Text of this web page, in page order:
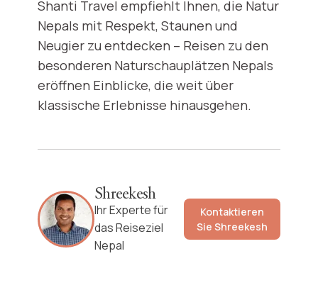
Shanti Travel empfiehlt Ihnen, die Natur
Nepals mit Respekt, Staunen und
Neugier zu entdecken – Reisen zu den
besonderen Naturschauplätzen Nepals
eröffnen Einblicke, die weit über
klassische Erlebnisse hinausgehen.
Shreekesh
Ihr Experte für
das Reiseziel
Nepal
Kontaktieren
Sie Shreekesh